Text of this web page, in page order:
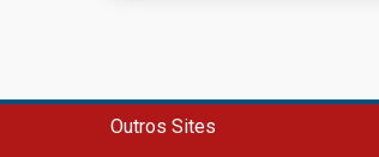
Outros Sites